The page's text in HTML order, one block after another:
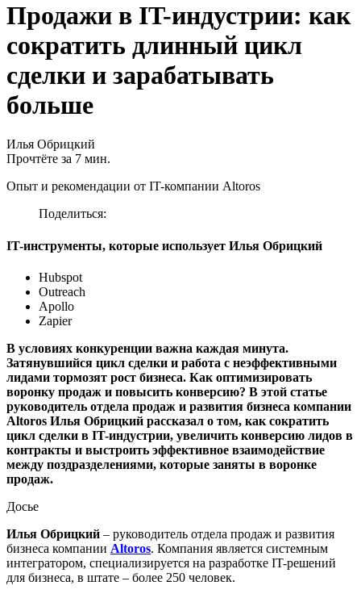
Продажи в IT-индустрии: как
сократить длинный цикл
сделки и зарабатывать
больше
Илья Обрицкий
Прочтёте за 7 мин.
Опыт и рекомендации от IT-компании Altoros
Поделиться:
IT-инструменты, которые использует Илья Обрицкий
Hubspot
Outreach
Apollo
Zapier
В условиях конкуренции важна каждая минута.
Затянувшийся цикл сделки и работа с неэффективными
лидами тормозят рост бизнеса. Как оптимизировать
воронку продаж и повысить конверсию? В этой статье
руководитель отдела продаж и развития бизнеса компании
Altoros Илья Обрицкий рассказал о том, как сократить
цикл сделки в IT-индустрии, увеличить конверсию лидов в
контракты и выстроить эффективное взаимодействие
между поздразделениями, которые заняты в воронке
продаж.
Досье
Илья Обрицкий – руководитель отдела продаж и развития
бизнеса компании Altoros. Компания является системным
интегратором, специализируется на разработке IT-решений
для бизнеса, в штате – более 250 человек.